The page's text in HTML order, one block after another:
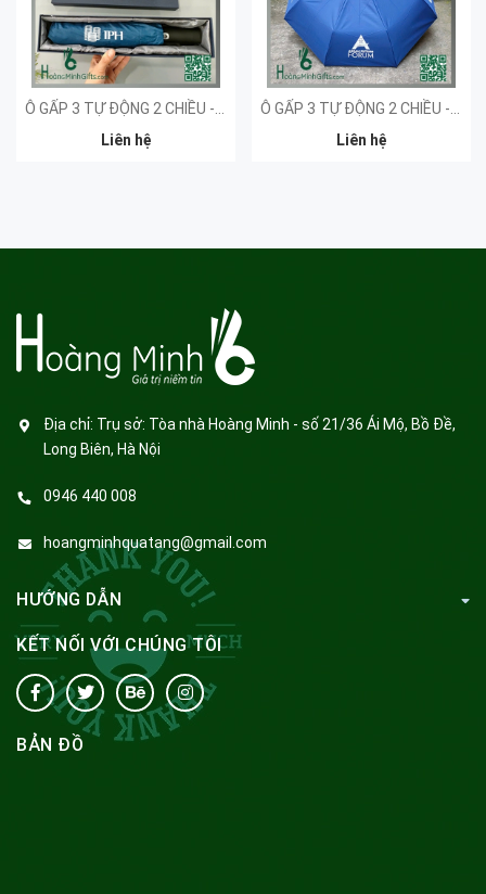
Ô GẤP 3 TỰ ĐỘNG 2 CHIỀU - KHÁCH HÀNG LOOP
Liên hệ
Ô GẤP 3 TỰ ĐỘNG 2 CHIỀU - KHÁCH HÀNG AFF
Liên hệ
Địa chỉ: Trụ sở: Tòa nhà Hoàng Minh - số 21/36 Ái Mộ, Bồ Đề,
Long Biên, Hà Nội
0946 440 008
hoangminhquatang@gmail.com
HƯỚNG DẪN
KẾT NỐI VỚI CHÚNG TÔI
BẢN ĐỒ